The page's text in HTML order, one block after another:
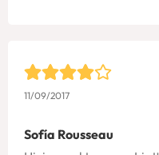
11/09/2017
Sofía Rousseau